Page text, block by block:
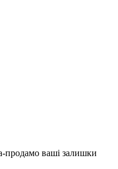
продамо ваші залишки